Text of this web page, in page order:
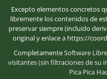
Excepto elementos concretos
libremente los contenidos de
preservar siempre (incluido
original y enlace a https://
CompletamenteSoftware Libre
visitantes (sin filtraciones de su
Pica Pica